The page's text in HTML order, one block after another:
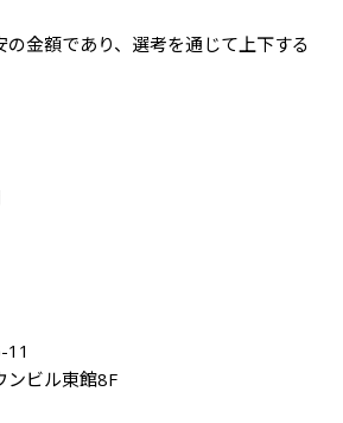
金額であり、選考を通じて上下する
11
ンビル東館8F